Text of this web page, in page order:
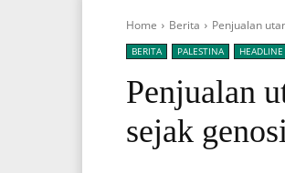
Home Berita Penjualan
BERITA PALESTINA HEADLINE
Penjualan
sejak